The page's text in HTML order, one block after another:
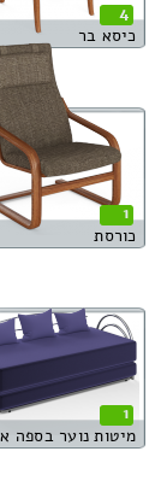
4
כיסא בר
1
כורסת
1
מיטות נוער בספה